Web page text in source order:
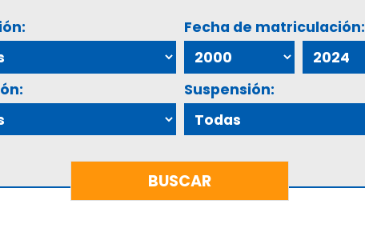
Fecha de matriculación:
Suspensión: